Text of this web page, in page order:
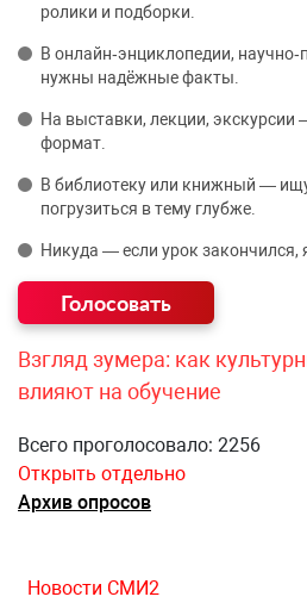
ролики и подборки.
В онлайн‑энциклопедии,
нужны надёжные факты.
На выставки, лекции,
формат.
В библиотеку или книжный —
погрузиться в тему глубже.
Никуда — если урок закончился,
Взгляд зумера: как
влияют на обучение
Всего проголосовало: 2256
Открыть отдельно
Архив опросов
Новости СМИ2